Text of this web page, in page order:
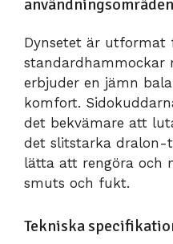
användningsområden
Dynsetet är utformat
standardhammockar
erbjuder en jämn
komfort.
det bekvämare att
det slitstarka dralon-
lätta att rengöra och
smuts och fukt.
Tekniska